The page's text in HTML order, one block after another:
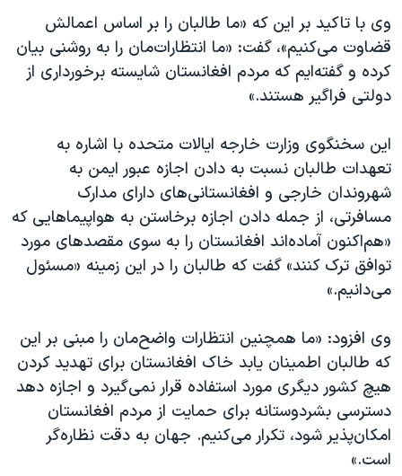
صفحه‌های ویژه
سفر پرزیدنت ترامپ به چین
وی با تاکید بر این که «ما طالبان را بر اساس اعمالش
قضاوت می‌کنیم»، گفت: «ما انتظارات‌مان را به روشنی بیان
کرده و گفته‌ایم که مردم افغانستان شایسته برخورداری از
دولتی فراگیر هستند.»
این سخنگوی وزارت خارجه ایالات متحده با اشاره به
تعهدات طالبان نسبت به دادن اجازه عبور ایمن به
شهروندان خارجی و افغانستانی‌های دارای مدارک
مسافرتی، از جمله دادن اجازه برخاستن به هواپیماهایی که
«هم‌اکنون آماده‌اند افغانستان را به سوی مقصدهای مورد
توافق ترک کنند» گفت که طالبان را در این زمینه «مسئول
می‌دانیم.»
وی افزود: «ما همچنین انتظارات واضح‌مان را مبنی بر این
که طالبان اطمینان یابد خاک افغانستان برای تهدید کردن
هیچ کشور دیگری مورد استفاده قرار نمی‌گیرد و اجازه دهد
دسترسی بشردوستانه برای حمایت از مردم افغانستان
امکان‌پذیر شود، تکرار می‌کنیم. جهان به دقت نظاره‌گر
است.»